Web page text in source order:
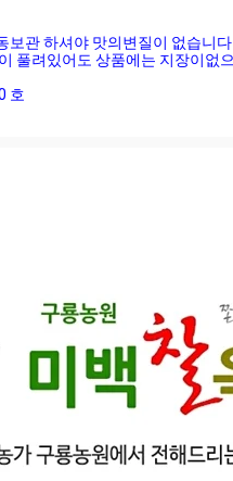
보관 하셔야 맛의변질이 없습니다
호